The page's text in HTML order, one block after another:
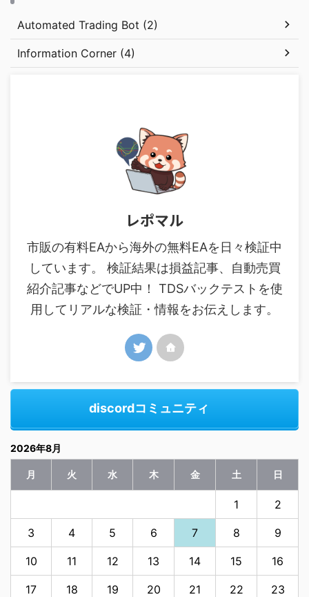
Automated Trading Bot (2)
Information Corner (4)
レポマル
市販の有料EAから海外の無料EAを日々検証中
しています。 検証結果は損益記事、自動売買
紹介記事などでUP中！ TDSバックテストを使
用してリアルな検証・情報をお伝えします。
discordコミュニティ
2026年8月
月 火 水 木 金 土 日
1 2
3 4 5 6 7 8 9
10 11 12 13 14 15 16
17 18 19 20 21 22 23